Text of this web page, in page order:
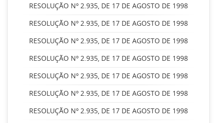
RESOLUÇÃO Nº 2.935, DE 17 DE AGOSTO DE 1998
RESOLUÇÃO Nº 2.935, DE 17 DE AGOSTO DE 1998
RESOLUÇÃO Nº 2.935, DE 17 DE AGOSTO DE 1998
RESOLUÇÃO Nº 2.935, DE 17 DE AGOSTO DE 1998
RESOLUÇÃO Nº 2.935, DE 17 DE AGOSTO DE 1998
RESOLUÇÃO Nº 2.935, DE 17 DE AGOSTO DE 1998
RESOLUÇÃO Nº 2.935, DE 17 DE AGOSTO DE 1998